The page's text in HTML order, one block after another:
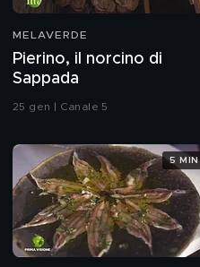
MELAVERDE
Pierino, il norcino di
Sappada
25 gen | Canale 5
5 MIN